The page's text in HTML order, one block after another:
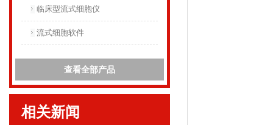
临床型流式细胞仪
流式细胞软件
查看全部产品
相关新闻